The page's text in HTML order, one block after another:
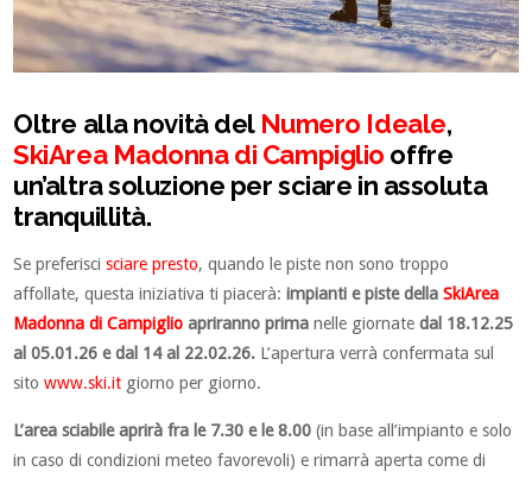
Oltre alla novità del Numero Ideale,
SkiArea Madonna di Campiglio offre
un’altra soluzione per sciare in assoluta
tranquillità.
Se preferiscisciare presto, quando le piste non sono troppo
affollate, questa iniziativa ti piacerà:impianti e piste dellaSkiArea
Madonna di Campiglioapriranno prima nelle giornatedal 18.12.25
al 05.01.26 e dal 14 al 22.02.26. L’apertura verrà confermata sul
sitowww.ski.it giorno per giorno.
L’area sciabile aprirà fra le 7.30 e le 8.00 (in base all’impianto e solo
in caso di condizioni meteo favorevoli) e rimarrà aperta come di